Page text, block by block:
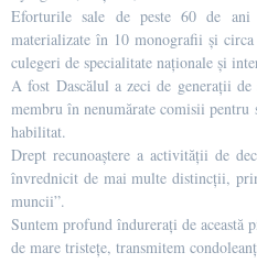
Eforturile sale de peste 60 de ani
materializate în 10 monografii şi
culegeri de specialitate naţionale şi
A fost Dascălul a zeci de generații
membru în nenumărate comisii pentru
habilitat.
Drept recunoaştere a activităţii de
învrednicit de mai multe distincții,
muncii”.
Suntem profund îndurerați de această
de mare tristețe, transmitem